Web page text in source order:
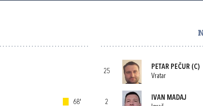
68'
25
PETAR PEČUR (C)
Vratar
2
IVAN MADAJ